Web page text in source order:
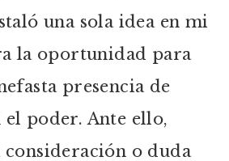
una sola idea en mi
la oportunidad para
presencia de
el poder. Ante ello,
o duda